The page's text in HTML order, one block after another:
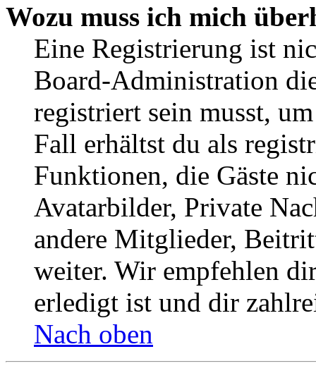
Wozu muss ich mich
Eine Registrierung ist
Board-Administration
registriert sein musst,
Fall erhältst du als
Funktionen, die Gäste
Avatarbilder, Private
andere Mitglieder,
weiter. Wir empfehlen
erledigt ist und dir
Nach oben